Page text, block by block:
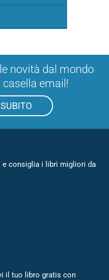
novità dal mondo
casella email!
e consiglia i libri migliori da
il tuo libro gratis con